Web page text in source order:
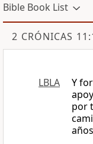
Bible Book List
2 CRÓNICAS
LBLA
Y
por